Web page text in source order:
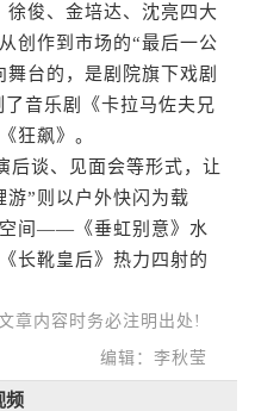
徐俊、金培达、沈亮四大
创作到市场的“最后一公
台的，是剧院旗下戏剧
音乐剧《卡拉马佐夫兄
狂飙》。
谈、见面会等形式，让
游”则以户外快闪为载
间——《垂虹别意》水
长靴皇后》热力四射的
章内容时务必注明出处!
编辑：李秋莹
频